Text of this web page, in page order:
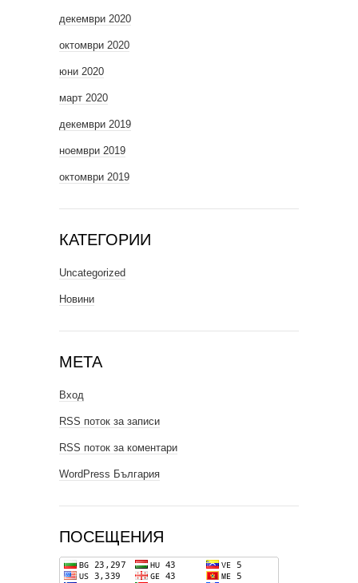
декември 2020
октомври 2020
юни 2020
март 2020
декември 2019
ноември 2019
октомври 2019
КАТЕГОРИИ
Uncategorized
Новини
МЕТА
Вход
RSS поток за записи
RSS поток за коментари
WordPress България
ПОСЕЩЕНИЯ